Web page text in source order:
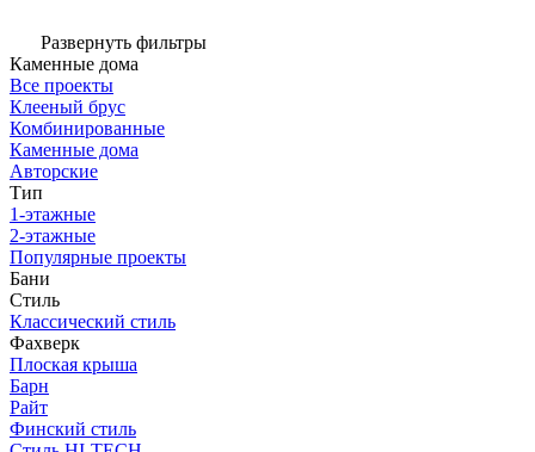
Развернуть фильтры
Каменные дома
Все проекты
Клееный брус
Комбинированные
Каменные дома
Авторские
Тип
1-этажные
2-этажные
Популярные проекты
Бани
Стиль
Классический стиль
Фахверк
Плоская крыша
Барн
Райт
Финский стиль